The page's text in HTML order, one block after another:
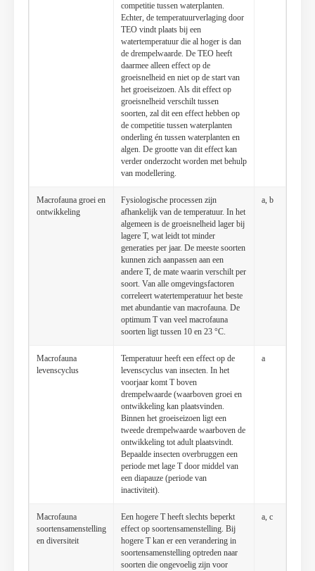
competitie tussen waterplanten.
Echter, de temperatuur­verlaging door
TEO vindt plaats bij een
watertemperatuur die al hoger is dan
de drempelwaarde. De TEO heeft
daarmee alleen effect op de
groeisnelheid en niet op de start van
het groeiseizoen. Als dit effect op
groeisnelheid verschilt tussen
soorten, zal dit een effect hebben op
de competitie tussen waterplanten
onderling én tussen waterplanten en
algen. De grootte van dit effect kan
verder onderzocht worden met behulp
van modellering.
Macrofauna groei en
ontwikkeling
Fysiologische processen zijn
afhankelijk van de temperatuur. In het
algemeen is de groeisnelheid lager bij
lagere T, wat leidt tot minder
generaties per jaar. De meeste soorten
kunnen zich aanpassen aan een
andere T, de mate waarin verschilt per
soort. Van alle omgevingsfactoren
correleert watertemperatuur het beste
met abundantie van macrofauna. De
optimum T van veel macrofauna
soorten ligt tussen 10 en 23 °C.
a, b
Macrofauna
levenscyclus
Temperatuur heeft een effect op de
levenscyclus van insecten. In het
voorjaar komt T boven
drempelwaarde (waarboven groei en
ontwikkeling kan plaatsvinden.
Binnen het groeiseizoen ligt een
tweede drempelwaarde waarboven de
ontwikkeling tot adult plaatsvindt.
Bepaalde insecten overbruggen een
periode met lage T door middel van
een diapauze (periode van
inactiviteit).
a
Macrofauna
soortensamenstelling
en diversiteit
Een hogere T heeft slechts beperkt
effect op soortensamenstelling. Bij
hogere T kan er een verandering in
soortensamenstelling optreden naar
soorten die ongevoelig zijn voor
a, c